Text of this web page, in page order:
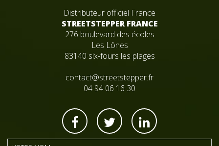
Distributeur officiel France
STREETSTEPPER FRANCE
276 boulevard des écoles
Les Lônes
83140 six-fours les plages
contact@streetstepper.fr
04 94 06 16 30